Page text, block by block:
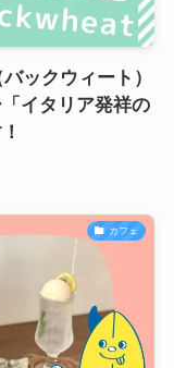
ックウィート）
イタリア発祥の
カフェ